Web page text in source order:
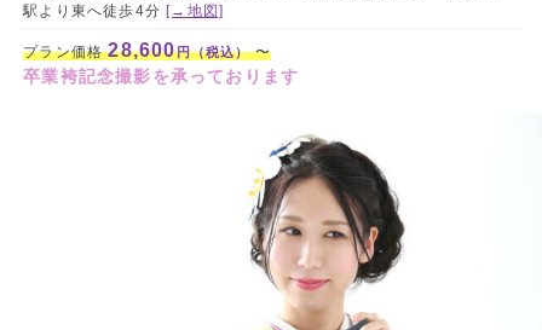
駅より東へ徒歩4分[→地図]
プラン価格28,600円（税込）〜
卒業袴記念撮影を承っております